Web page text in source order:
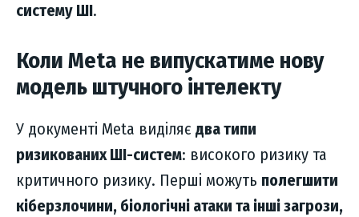
систему ШІ.
Коли Meta не випускатиме нову
модель штучного інтелекту
У документі Meta виділяє два типи
ризикованих ШІ-систем: високого ризику та
критичного ризику. Перші можуть полегшити
кіберзлочини, біологічні атаки та інші загрози,